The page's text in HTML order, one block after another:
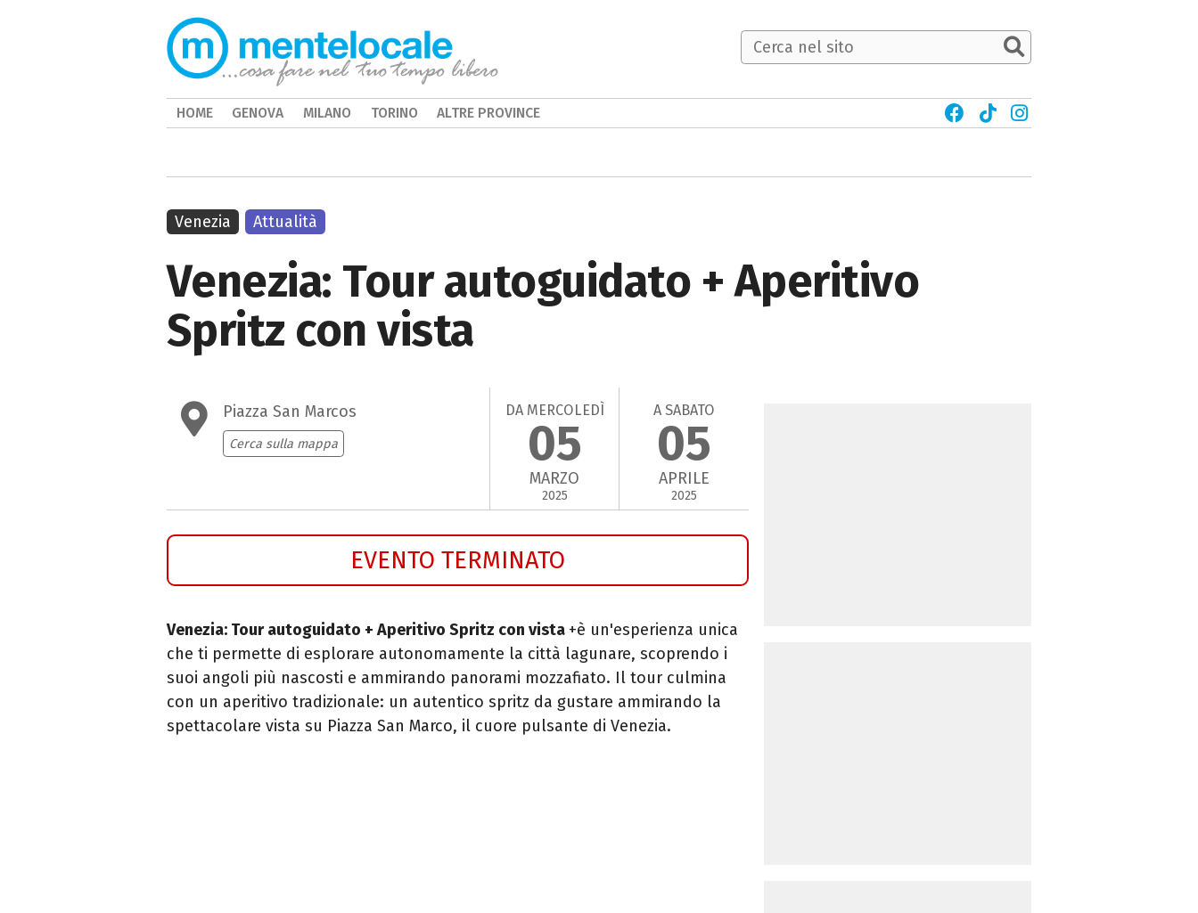
Venezia: Tour autoguidato + Aperitivo
Spritz con vista
Piazza San Marcos
Cerca sulla mappa
DA MERCOLEDÌ
05
MARZO
2025
A SABATO
05
APRILE
2025
EVENTO TERMINATO
Venezia: Tour autoguidato + Aperitivo Spritz con vista +è un'esperienza unica
che ti permette di esplorare autonomamente la città lagunare, scoprendo i
suoi angoli più nascosti e ammirando panorami mozzafiato. Il tour culmina
con un aperitivo tradizionale: un autentico spritz da gustare ammirando la
spettacolare vista su Piazza San Marco, il cuore pulsante di Venezia.
Venezia Attualità
HOME GENOVA MILANO TORINO ALTRE PROVINCE